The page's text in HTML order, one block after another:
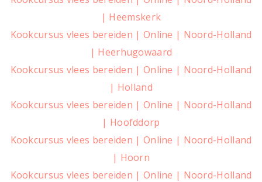
| Heemskerk
Kookcursus vlees bereiden | Online | Noord-Holland
| Heerhugowaard
Kookcursus vlees bereiden | Online | Noord-Holland
| Holland
Kookcursus vlees bereiden | Online | Noord-Holland
| Hoofddorp
Kookcursus vlees bereiden | Online | Noord-Holland
| Hoorn
Kookcursus vlees bereiden | Online | Noord-Holland